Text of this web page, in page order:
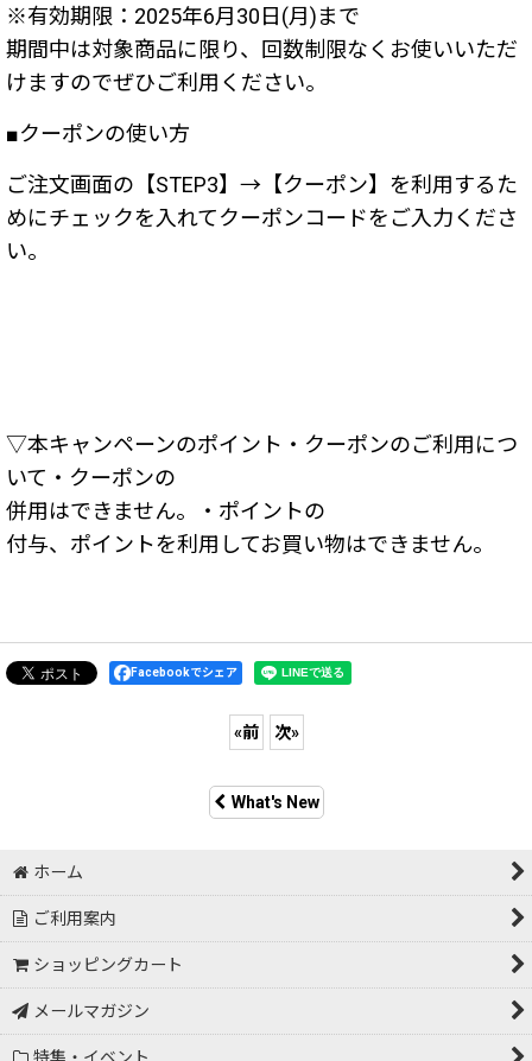
※有効期限：2025年6月30日(月)まで
期間中は対象商品に限り、回数制限なくお使いいただ
けますのでぜひご利用ください。
■クーポンの使い方
ご注文画面の 【STEP3】→【クーポン】を利用するた
めにチェックを入れてクーポンコードをご入力くださ
い。
▽本キャンペーンのポイント・クーポンのご利用につ
いて・クーポンの
併用はできません。・ポイントの
付与、ポイントを利用してお買い物はできません。
Facebookでシェア
«前 次»
What's New
ホーム
ご利用案内
ショッピングカート
メールマガジン